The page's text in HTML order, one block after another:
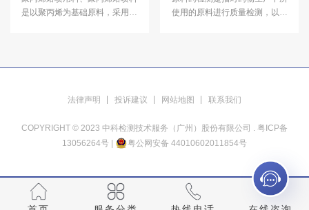
是以聚丙烯为基础原料，采用可
熔喷料测试服务，具备CMA、
使用的原料进行质量检测，以确
化学药、生物化学药、植物化学
法律声明
投诉建议 网站地图 联系我们
COPYRIGHT © 2023 中科检测技术服务（广州）股份有限公司 . 粤ICP备
13056264号 | 粤公网安备 44010602011854号